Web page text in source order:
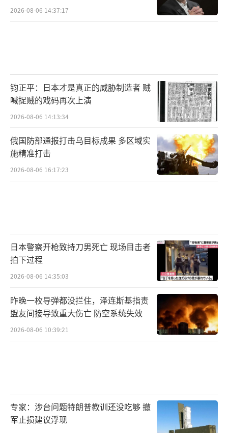
2026-08-06 14:37:17
钧正平：日本才是真正的威胁制造者 贼
喊捉贼的戏码再次上演
2026-08-06 14:13:34
俄国防部通报打击乌目标成果 多区域实
施精准打击
2026-08-06 16:17:23
日本警察开枪致持刀男死亡 现场目击者
拍下过程
2026-08-06 14:35:03
昨晚一枚导弹都没拦住，泽连斯基指责
盟友间接导致重大伤亡 防空系统失效
2026-08-06 10:39:21
专家：涉台问题特朗普教训还没吃够 撤
军止损建议浮现